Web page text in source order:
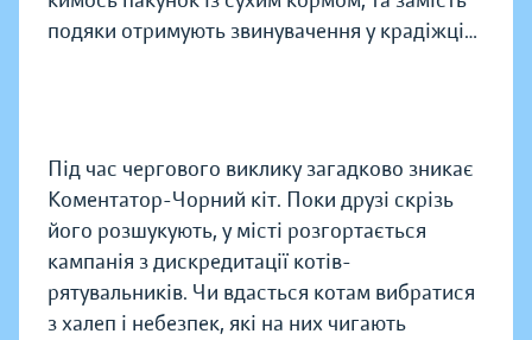
подяки отримують звинувачення у крадіжці…
Під час чергового виклику загадково зникає
Коментатор-Чорний кіт. Поки друзі скрізь
його розшукують, у місті розгортається
кампанія з дискредитації котів-
рятувальників. Чи вдасться котам вибратися
з халеп і небезпек, які на них чигають